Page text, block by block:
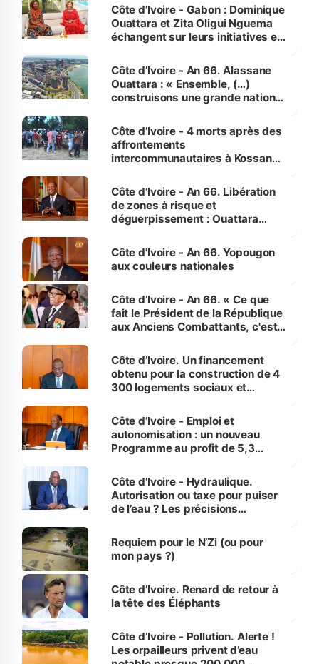
Côte d’Ivoire - Gabon : Dominique
Ouattara et Zita Oligui Nguema
échangent sur leurs initiatives en
enfants
Côte d’Ivoire - An 66. Alassane
Ouattara : « Ensemble, (…)
construisons une grande nation
générations futures »
Côte d’Ivoire - 4 morts après des
affrontements
intercommunautaires à Kossandji
milieu des sinistrés
Côte d’Ivoire - An 66. Libération
de zones à risque et
déguerpissement : Ouattara
l'Etat de droit pour préserver les
vies humaines »
Côte d'Ivoire - An 66. Yopougon
aux couleurs nationales
Côte d’Ivoire - An 66. « Ce que
fait le Président de la République
aux Anciens Combattants, c'est
Côte d’Ivoire. Un financement
obtenu pour la construction de 4
300 logements sociaux et
et Yamoussoukro
Côte d’Ivoire - Emploi et
autonomisation : un nouveau
Programme au profit de 5,3
Côte d’Ivoire - Hydraulique.
Autorisation ou taxe pour puiser
de l’eau ? Les précisions
Requiem pour le N’Zi (ou pour
mon pays ?)
Côte d’Ivoire. Renard de retour à
la tête des Éléphants
Côte d’Ivoire - Pollution. Alerte !
Les orpailleurs privent d’eau